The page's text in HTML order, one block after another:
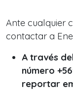
Ante cualquier
contactar a
A través
número
reportar